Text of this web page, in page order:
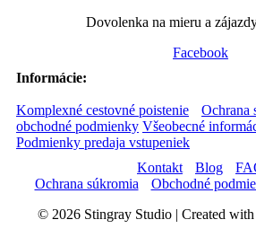
Dovolenka na mieru a
Facebook
Informácie:
Komplexné cestovné poistenie Ochrana
obchodné podmienky Všeobecné
Podmienky predaja vstupeniek
Kontakt
Blog
Ochrana súkromia
Obchodné
© 2026 Stingray Studio | Created with